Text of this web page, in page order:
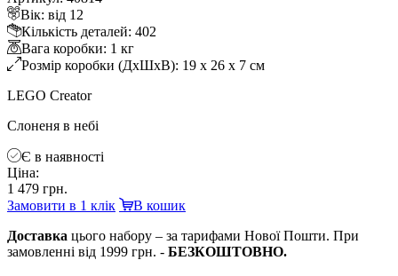
ік: від 12
Кількість деталей: 402
ага коробки: 1 к
Розмір коробки (ДхШхВ): 19 x 26 x 7 см
LEGO Creator
Слоненя в небі
Є в наявності
Ціна:
1 479 грн.
Замовити в 1 клік
кошик
Доставка цього набору – за тарифами Нової Пошти. При
замовленні від 1999 грн. - БЕЗКОШТОВНО.